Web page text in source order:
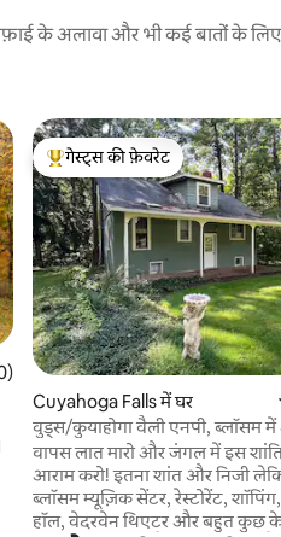
के अलावा और भी कई बातों के लिए
में से 4.97, 140 समीक्षाएँ
गेस्ट्स का टॉप फ़ेवरेट
गेस्ट्स की फ़ेवरेट
Cuyahoga Falls में घर
वुड्स/कुयाहोगा वैली एनपी, ब्लॉसम
कॉटेज
वापस लात मारो और जंगल में इस
आराम करो! इतना शांत और निजी
ब्लॉसम म्यूज़िक सेंटर, रेस्टोरेंट,
हॉल, वेदरवेन थिएटर और बहुत कुछ